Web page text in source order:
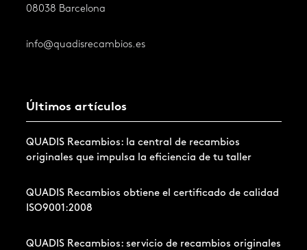
08038 Barcelona
info@quadisrecambios.es
Últimos artículos
QUADIS Recambios: la central de recambios
originales que impulsa la eficiencia de tu taller
QUADIS Recambios obtiene el certificado de calidad
ISO9001:2008
QUADIS Recambios: servicio de recambios originales